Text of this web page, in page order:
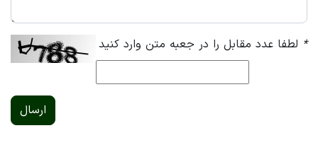
* لطفا عدد مقابل را در جعبه متن وارد کنید
ارسال